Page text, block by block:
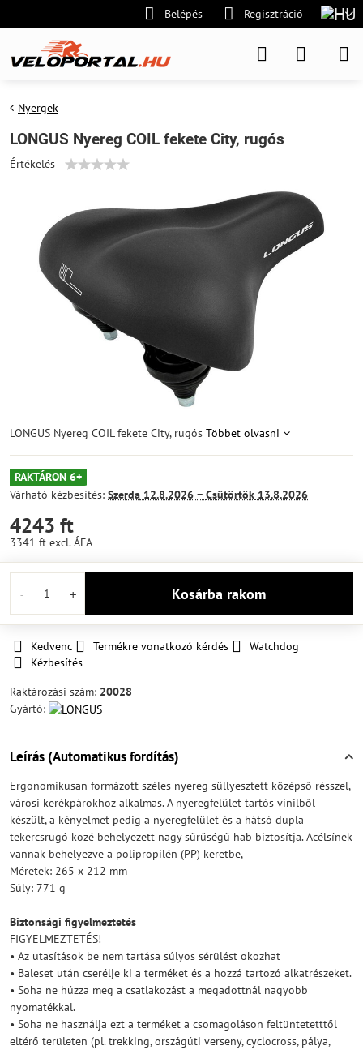
Belépés Regisztráció
Nyergek
LONGUS Nyereg COIL fekete City, rugós
Értékelés
LONGUS Nyereg COIL fekete City, rugós Többet olvasni
RAKTÁRON 6+
Várható kézbesítés: Szerda 12.8.2026 − Csütörtök 13.8.2026
4243 ft
3341 ft excl. ÁFA
Kosárba rakom
Kedvenc Termékre vonatkozó kérdés
Watchdog
Kézbesítés
Raktározási szám: 20028
Gyártó:
Leírás (Automatikus fordítás)
Ergonomikusan formázott széles nyereg süllyesztett középső résszel,
városi kerékpárokhoz alkalmas. A nyeregfelület tartós vinilből
készült, a kényelmet pedig a nyeregfelület és a hátsó dupla
tekercsrugó közé behelyezett nagy sűrűségű hab biztosítja. Acélsínek
vannak behelyezve a polipropilén (PP) keretbe,
Méretek: 265 x 212 mm
Súly: 771 g
Biztonsági figyelmeztetés
FIGYELMEZTETÉS!
• Az utasítások be nem tartása súlyos sérülést okozhat
• Baleset után cserélje ki a terméket és a hozzá tartozó alkatrészeket.
• Soha ne húzza meg a csatlakozást a megadottnál nagyobb
nyomatékkal.
• Soha ne használja ezt a terméket a csomagoláson feltüntetetttől
eltérő területen (pl. trekking, országúti verseny, cyclocross, pálya,